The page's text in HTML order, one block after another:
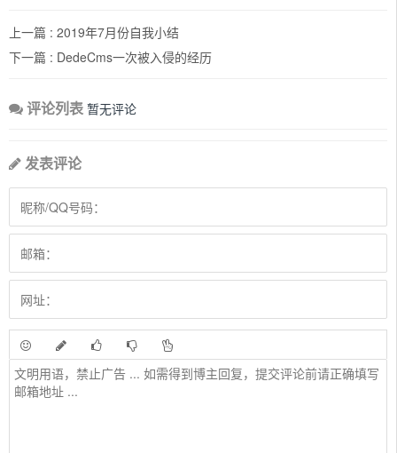
上一篇 : 2019年7月份自我小结
下一篇 : DedeCms一次被入侵的经历
评论列表 暂无评论
发表评论